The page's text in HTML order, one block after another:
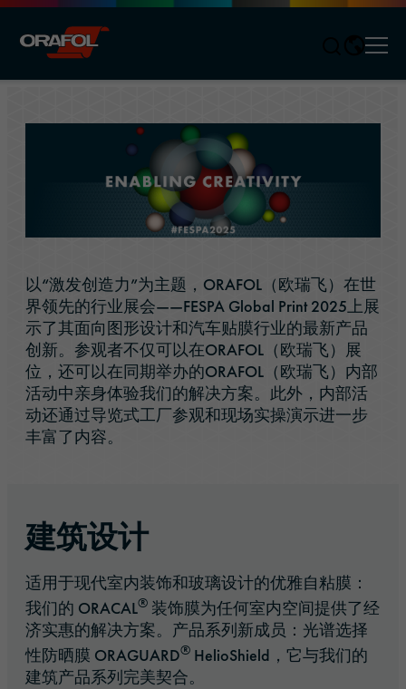
以“激发创造力”为主题，ORAFOL（欧瑞飞）在世
界领先的行业展会——FESPA Global Print 2025上展
示了其面向图形设计和汽车贴膜行业的最新产品
创新。参观者不仅可以在ORAFOL（欧瑞飞）展
位，还可以在同期举办的ORAFOL（欧瑞飞）内部
活动中亲身体验我们的解决方案。此外，内部活
动还通过导览式工厂参观和现场实操演示进一步
丰富了内容。
建筑设计
适用于现代室内装饰和玻璃设计的优雅自粘膜：
我们的 ORACAL® 装饰膜为任何室内空间提供了经
济实惠的解决方案。产品系列新成员：光谱选择
性防晒膜 ORAGUARD® HelioShield，它与我们的
建筑产品系列完美契合。